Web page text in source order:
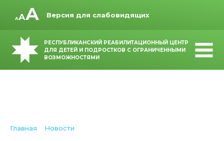
Версия для слабовидящих
РЕСПУБЛИКАНСКИЙ РЕАБИЛИТАЦИОННЫЙ ЦЕНТР
ДЛЯ ДЕТЕЙ И ПОДРОСТКОВ С ОГРАНИЧЕННЫМИ
ВОЗМОЖНОСТЯМИ
Главная Новости